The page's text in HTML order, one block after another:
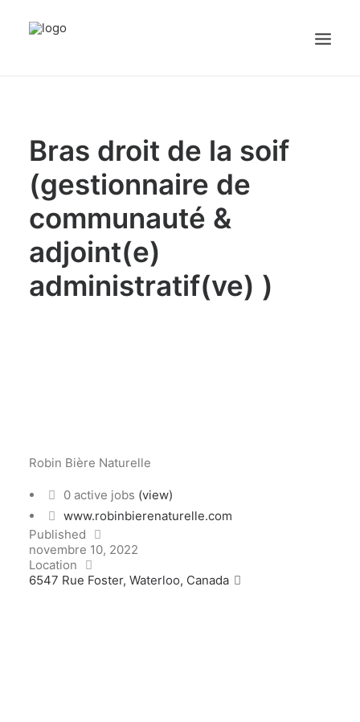
Emplois
Candidats
OFFREZ UN EMPLOI
Portail Entreprise
sex videos
girl maid.free porn
Bras droit de la soif
(gestionnaire de
communauté &
adjoint(e)
administratif(ve) )
Robin Bière Naturelle
0 active jobs (view)
www.robinbierenaturelle.com
Published
novembre 10, 2022
Location
6547 Rue Foster, Waterloo, Canada